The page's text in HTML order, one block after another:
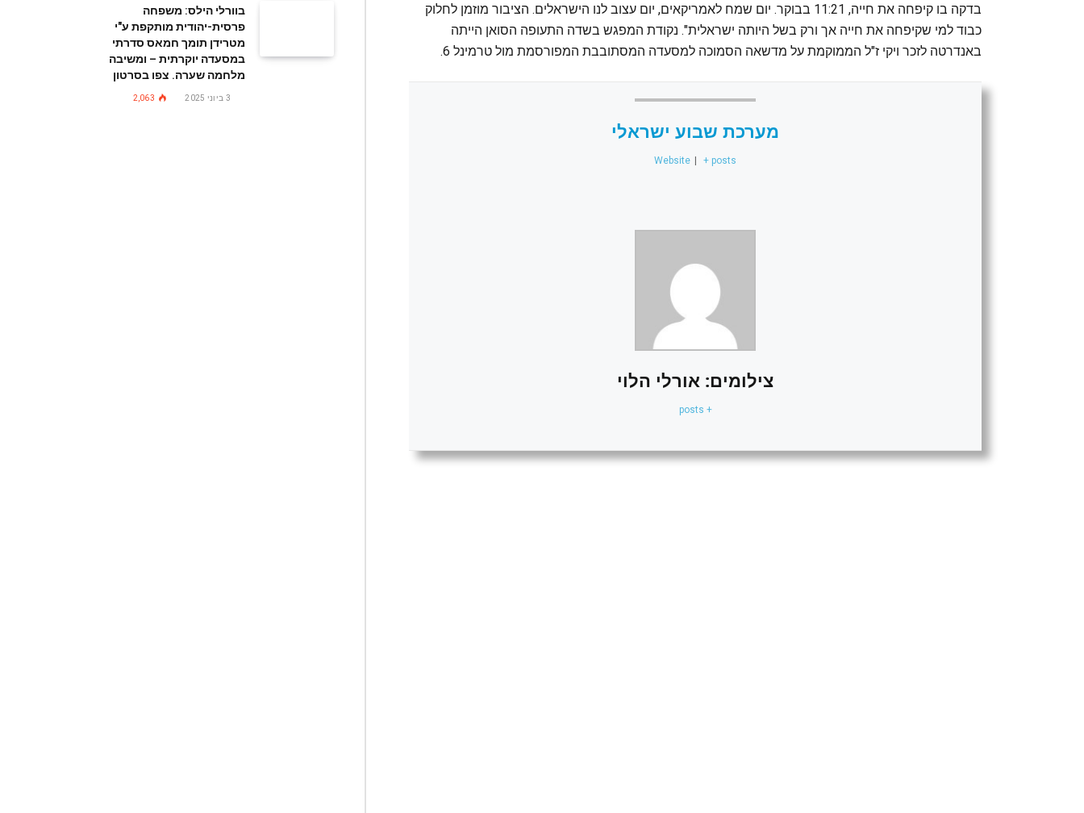
בדקה בו קיפחה את חייה, 11:21 בבוקר. יום שמח לאמריקאים, יום עצוב לנו הישראלים. הציבור מוזמן לחלוק
כבוד למי שקיפחה את חייה אך ורק בשל היותה ישראלית". נקודת המפגש בשדה התעופה הסואן הייתה
באנדרטה לזכר ויקי ז"ל הממוקמת על מדשאה הסמוכה למסעדה המסתובבת המפורסמת מול טרמינל 6.
מערכת שבוע ישראלי
Website + posts
צילומים: אורלי הלוי
+ posts
בוורלי הילס: משפחה
פרסית-יהודית מותקפת ע"י
מטרידן תומך חמאס סדרתי
במסעדה יוקרתית – ומשיבה
מלחמה שערה. צפו בסרטון
3 ביוני 2025 2,063